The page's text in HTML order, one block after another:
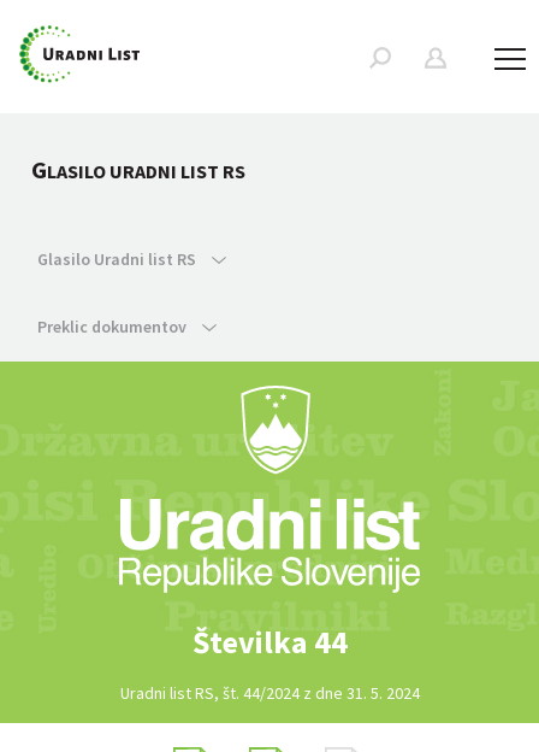
GLASILO URADNI LIST RS
Glasilo Uradni list RS
Preklic dokumentov
Številka 44
Uradni list RS, št. 44/2024 z dne 31. 5. 2024